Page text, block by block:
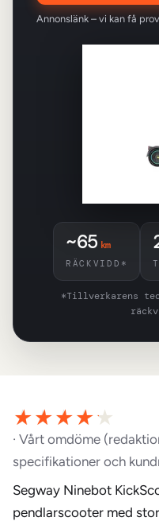
Annonslänk – vi kan få
~65 km
RÄCKVIDD*
*Tillverkarens
· Vårt omdöme
specifikationer och
Segway Ninebot
pendlarscooter med